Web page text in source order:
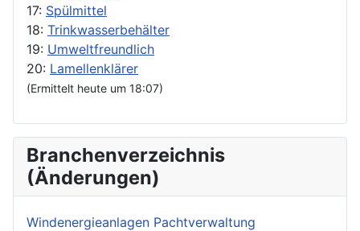
17: Spülmittel
18: Trinkwasserbehälter
19: Umweltfreundlich
20: Lamellenklärer
(Ermittelt heute um 18:07)
Branchenverzeichnis
(Änderungen)
Windenergieanlagen Pachtverwaltung